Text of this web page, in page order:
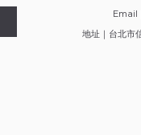
Email
地址｜台北市